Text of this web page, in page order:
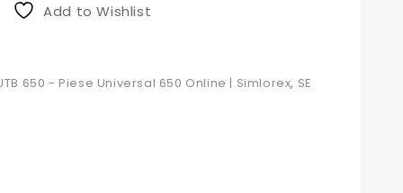
Add to Wishlist
650 - Piese Universal 650 Online | Simlorex, SE